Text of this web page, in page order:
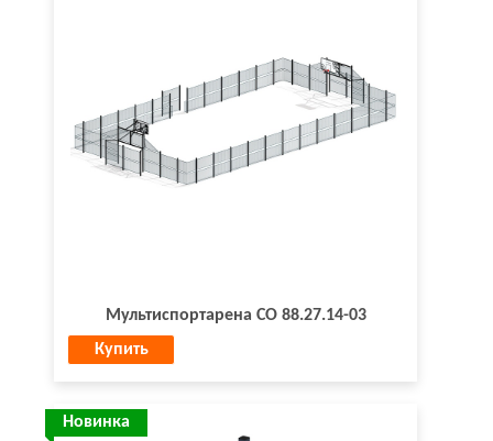
Мультиспортарена СО 88.27.14-03
Купить
Новинка